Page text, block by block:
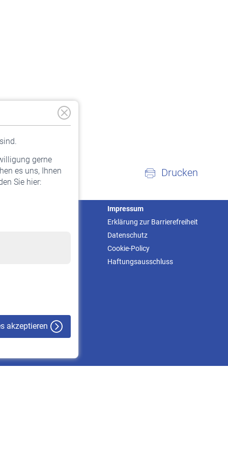
gerne
es uns, Ihnen
Sie hier:
akzeptieren
Drucken
Impressum
Erklärung zur Barrierefreiheit
Datenschutz
Cookie-Policy
Haftungsausschluss